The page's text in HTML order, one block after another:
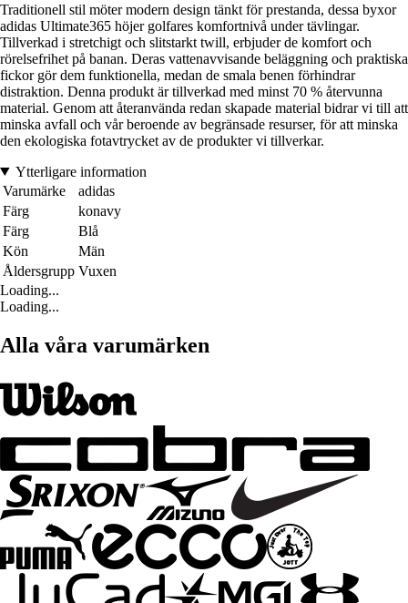
Traditionell stil möter modern design tänkt för prestanda, dessa byxor
adidas Ultimate365 höjer golfares komfortnivå under tävlingar.
Tillverkad i stretchigt och slitstarkt twill, erbjuder de komfort och
rörelsefrihet på banan. Deras vattenavvisande beläggning och praktiska
fickor gör dem funktionella, medan de smala benen förhindrar
distraktion. Denna produkt är tillverkad med minst 70 % återvunna
material. Genom att återanvända redan skapade material bidrar vi till att
minska avfall och vår beroende av begränsade resurser, för att minska
den ekologiska fotavtrycket av de produkter vi tillverkar.
Ytterligare information
Varumärke
adidas
Färg
konavy
Färg
Blå
Kön
Män
Åldersgrupp Vuxen
Loading...
Loading...
Alla våra varumärken